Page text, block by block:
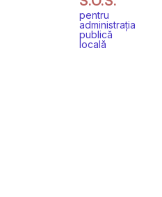
pentru
administrația
publică
locală